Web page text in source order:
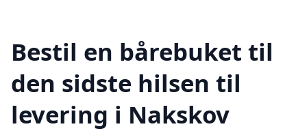
Bestil en bårebuket til
den sidste hilsen til
levering i Nakskov